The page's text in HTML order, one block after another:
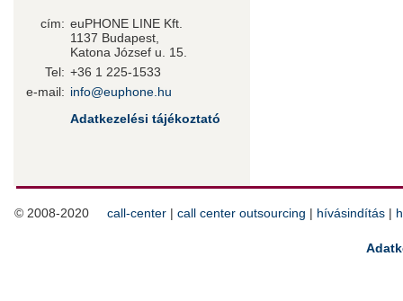
cím: euPHONE LINE Kft.
1137 Budapest,
Katona József u. 15.
Tel: +36 1 225-1533
e-mail: info@euphone.hu
Adatkezelési tájékoztató
© 2008-2020 call-center | call center outsourcing | hívásindítás |